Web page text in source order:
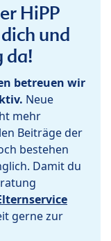
HiPP
und
da!
betreuen wir
Neue
mehr
Beiträge der
bestehen
Damit du
gerne zur